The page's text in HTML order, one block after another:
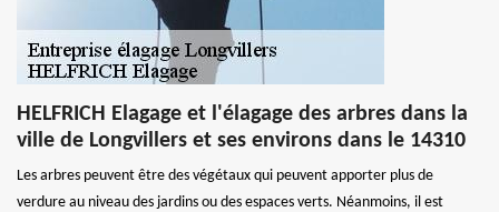
HELFRICH Elagage et l'élagage des arbres dans la
ville de Longvillers et ses environs dans le 14310
Les arbres peuvent être des végétaux qui peuvent apporter plus de
verdure au niveau des jardins ou des espaces verts. Néanmoins, il est